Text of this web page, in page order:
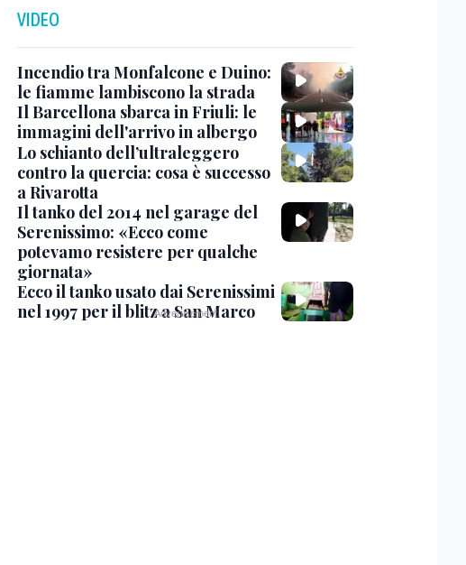
VIDEO
Incendio tra Monfalcone e Duino:
le fiamme lambiscono la strada
Il Barcellona sbarca in Friuli: le
immagini dell'arrivo in albergo
Lo schianto dell’ultraleggero
contro la quercia: cosa è successo
a Rivarotta
Il tanko del 2014 nel garage del
Serenissimo: «Ecco come
potevamo resistere per qualche
giornata»
Ecco il tanko usato dai Serenissimi
nel 1997 per il blitz a San Marco